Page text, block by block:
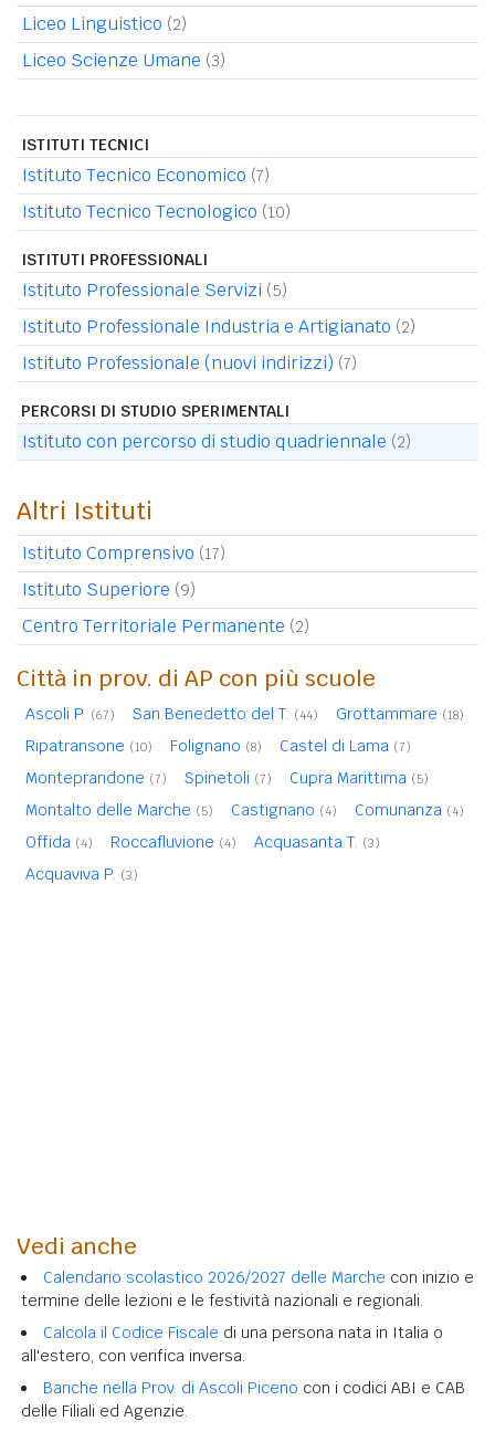
Liceo Linguistico (2)
Liceo Scienze Umane (3)
ISTITUTI TECNICI
Istituto Tecnico Economico (7)
Istituto Tecnico Tecnologico (10)
ISTITUTI PROFESSIONALI
Istituto Professionale Servizi (5)
Istituto Professionale Industria e Artigianato (2)
Istituto Professionale (nuovi indirizzi) (7)
PERCORSI DI STUDIO SPERIMENTALI
Istituto con percorso di studio quadriennale (2)
Altri Istituti
Istituto Comprensivo (17)
Istituto Superiore (9)
Centro Territoriale Permanente (2)
Città in prov. di AP con più scuole
Ascoli P. (67) San Benedetto del T. (44) Grottammare (18)
Ripatransone (10) Folignano (8) Castel di Lama (7)
Monteprandone (7) Spinetoli (7) Cupra Marittima (5)
Montalto delle Marche (5) Castignano (4) Comunanza (4)
Offida (4) Roccafluvione (4) Acquasanta T. (3)
Acquaviva P. (3)
Vedi anche
Calendario scolastico 2026/2027 delle Marche con inizio e
termine delle lezioni e le festività nazionali e regionali.
Calcola il Codice Fiscale di una persona nata in Italia o
all'estero, con verifica inversa.
Banche nella Prov. di Ascoli Piceno con i codici ABI e CAB
delle Filiali ed Agenzie.